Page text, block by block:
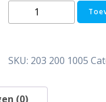
DUPLEX
RVS
50/WM-
SKU: 203 200 1005
(0)